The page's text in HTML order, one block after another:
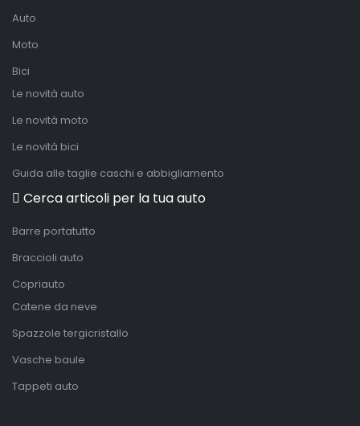
Auto
Moto
Bici
Le novità auto
Le novità moto
Le novità bici
Guida alle taglie caschi e abbigliamento
Cerca articoli per la tua auto
Barre portatutto
Braccioli auto
Copriauto
Catene da neve
Spazzole tergicristallo
Vasche baule
Tappeti auto